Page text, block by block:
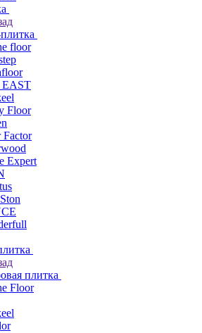
floor
EAST
Floor
Factor
Expert
плитка
Floor